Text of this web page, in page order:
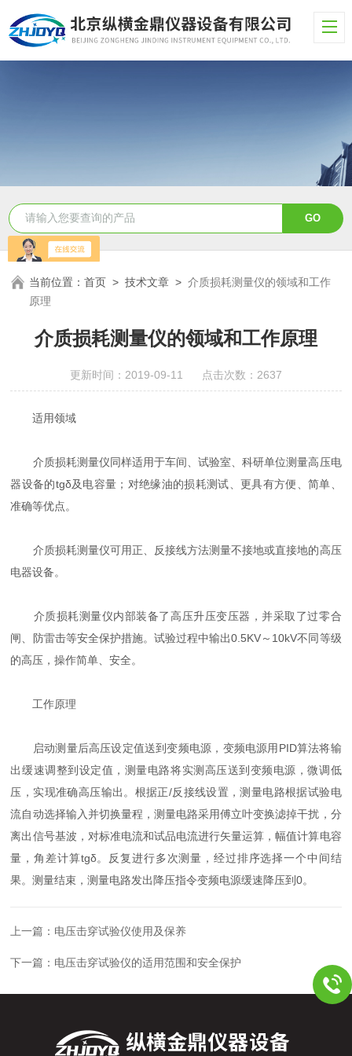
当前位置：首页 >技术文章 >介质损耗测量仪的领域和工作
原理
介质损耗测量仪的领域和工作原理
更新时间：2019-09-11 点击次数：2637
适用领域
介质损耗测量仪同样适用于车间、试验室、科研单位测量高压电
器设备的tgδ及电容量；对绝缘油的损耗测试、更具有方便、简单、
准确等优点。
介质损耗测量仪可用正、反接线方法测量不接地或直接地的高压
电器设备。
介质损耗测量仪内部装备了高压升压变压器，并采取了过零合
闸、防雷击等安全保护措施。试验过程中输出0.5KV～10kV不同等级
的高压，操作简单、安全。
工作原理
启动测量后高压设定值送到变频电源，变频电源用PID算法将输
出缓速调整到设定值，测量电路将实测高压送到变频电源，微调低
压，实现准确高压输出。根据正/反接线设置，测量电路根据试验电
流自动选择输入并切换量程，测量电路采用傅立叶变换滤掉干扰，分
离出信号基波，对标准电流和试品电流进行矢量运算，幅值计算电容
量，角差计算tgδ。反复进行多次测量，经过排序选择一个中间结
果。测量结束，测量电路发出降压指令变频电源缓速降压到0。
上一篇： 电压击穿试验仪使用及保养
下一篇： 电压击穿试验仪的适用范围和安全保护